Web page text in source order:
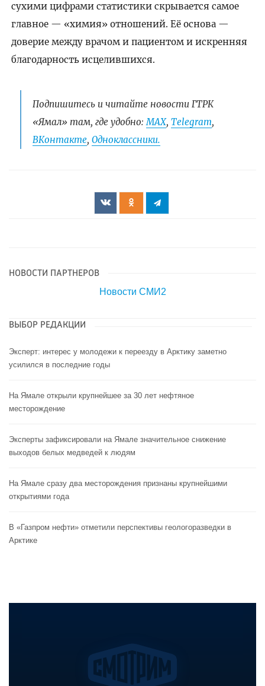
сухими цифрами статистики скрывается самое
главное — «химия» отношений. Её основа —
доверие между врачом и пациентом и искренняя
благодарность исцелившихся.
Подпишитесь и читайте новости ГТРК
«Ямал» там, где удобно: МАХ, Telegram,
ВКонтакте, Одноклассники.
НОВОСТИ ПАРТНЕРОВ
Новости СМИ2
ВЫБОР РЕДАКЦИИ
Эксперт: интерес у молодежи к переезду в Арктику заметно
усилился в последние годы
На Ямале открыли крупнейшее за 30 лет нефтяное
месторождение
Эксперты зафиксировали на Ямале значительное снижение
выходов белых медведей к людям
На Ямале сразу два месторождения признаны крупнейшими
открытиями года
В «Газпром нефти» отметили перспективы геологоразведки в
Арктике